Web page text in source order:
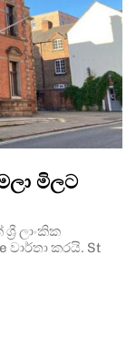
මිලට
ලාංකික
කරයි. St